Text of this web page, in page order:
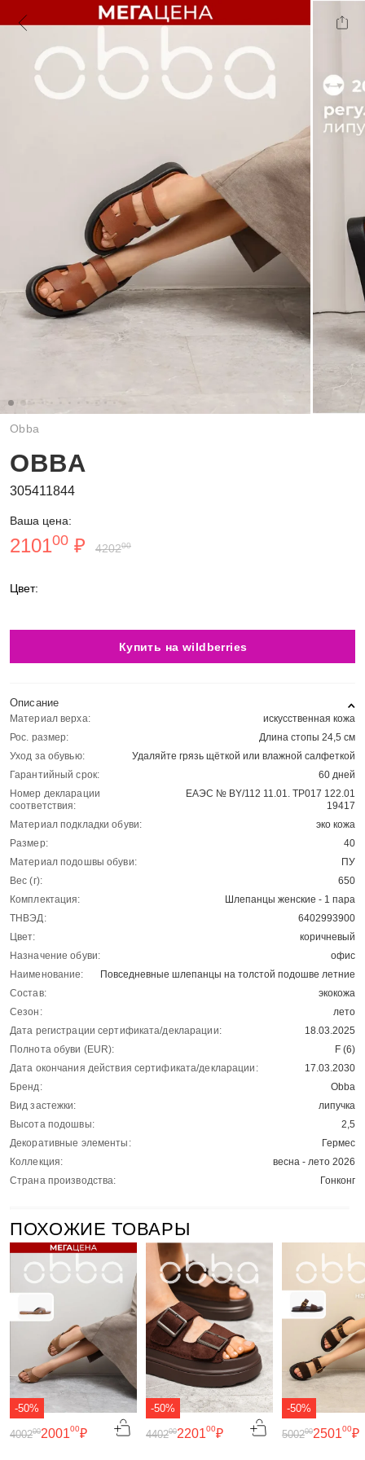
Obba
OBBA
305411844
Ваша цена:
210100 ₽ 420200
Цвет:
Купить на wildberries
Описание
Материал верха:
искусственная кожа
Рос. размер:
Длина стопы 24,5 см
Уход за обувью:
Удаляйте грязь щёткой или влажной салфеткой
Гарантийный срок:
60 дней
Номер декларации
соответствия:
ЕАЭС № BY/112 11.01. ТР017 122.01
19417
Материал подкладки обуви:
эко кожа
Размер:
40
Материал подошвы обуви:
ПУ
Вес (г):
650
Комплектация:
Шлепанцы женские - 1 пара
ТНВЭД:
6402993900
Цвет:
коричневый
Назначение обуви:
офис
Наименование:
Повседневные шлепанцы на толстой подошве летние
Состав:
экокожа
Сезон:
лето
Дата регистрации сертификата/декларации:
18.03.2025
Полнота обуви (EUR):
F (6)
Дата окончания действия сертификата/декларации:
17.03.2030
Бренд:
Obba
Вид застежки:
липучка
Высота подошвы:
2,5
Декоративные элементы:
Гермес
Коллекция:
весна - лето 2026
Страна производства:
Гонконг
ПОХОЖИЕ ТОВАРЫ
-50%
200100₽
400200
-50%
220100₽
440200
-50%
250100₽
500200